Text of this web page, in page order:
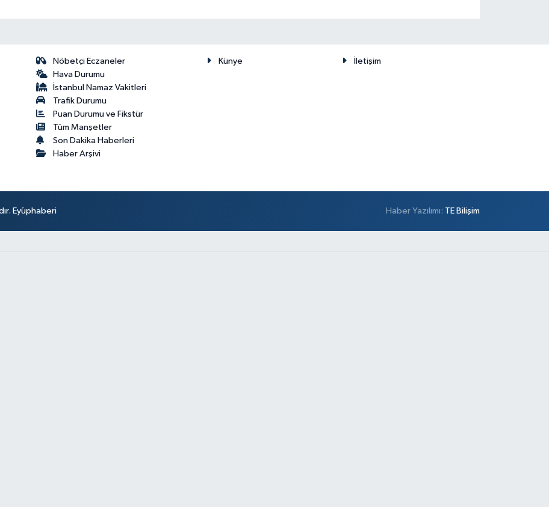
Nöbetçi Eczaneler
Hava Durumu
İstanbul Namaz Vakitleri
Trafik Durumu
Puan Durumu ve Fikstür
Tüm Manşetler
Son Dakika Haberleri
Haber Arşivi
Künye İletişim
Eyüphaberi Haber Yazılımı: TE Bilişim